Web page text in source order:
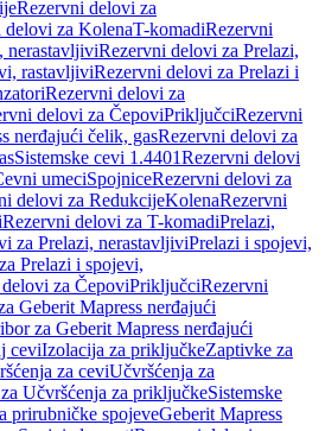
Rezervni delovi za
delovi za KolenaT-komadiRezervni
nerastavljiviRezervni delovi za Prelazi,
rastavljiviRezervni delovi za Prelazi i
Rezervni delovi za
delovi za ČepoviPriključciRezervni
nerđajući čelik, gasRezervni delovi za
Sistemske cevi 1.4401Rezervni delovi
umeciSpojniceRezervni delovi za
delovi za RedukcijeKolenaRezervni
Rezervni delovi za T-komadiPrelazi,
za Prelazi, nerastavljiviPrelazi i spojevi,
Prelazi i spojevi,
za ČepoviPriključciRezervni
Geberit Mapress nerđajući
za Geberit Mapress nerđajući
ceviIzolacija za priključkeZaptivke za
za ceviUčvršćenja za
Učvršćenja za priključkeSistemske
prirubničke spojeveGeberit Mapress